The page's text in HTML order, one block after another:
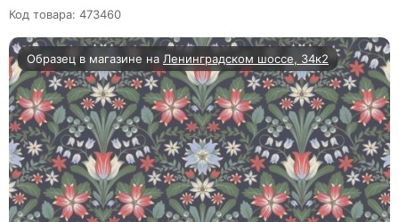
Код товара: 473460
Образец в магазине на Ленинградском шоссе, 34к2